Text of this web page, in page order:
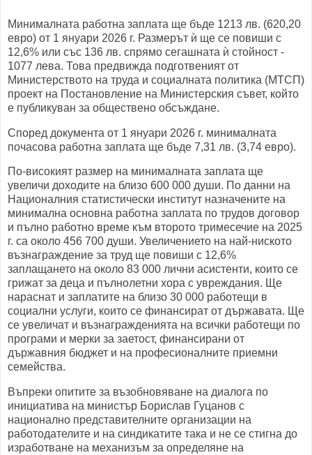
Минималната работна заплата ще бъде 1213 лв. (620,20
евро) от 1 януари 2026 г. Размерът ѝ ще се повиши с
12,6% или със 136 лв. спрямо сегашната ѝ стойност -
1077 лева. Това предвижда подготвеният от
Министерството на труда и социалната политика (МТСП)
проект на Постановление на Министерския съвет, който
е публикуван за обществено обсъждане.
Според документа от 1 януари 2026 г. минималната
почасова работна заплата ще бъде 7,31 лв. (3,74 евро).
По-високият размер на минималната заплата ще
увеличи доходите на близо 600 000 души. По данни на
Националния статистически институт назначените на
минимална основна работна заплата по трудов договор
и пълно работно време към второто тримесечие на 2025
г. са около 456 700 души. Увеличението на най-ниското
възнаграждение за труд ще повиши с 12,6%
заплащането на около 83 000 лични асистенти, които се
грижат за деца и пълнолетни хора с увреждания. Ще
нараснат и заплатите на близо 30 000 работещи в
социални услуги, които се финансират от държавата. Ще
се увеличат и възнагражденията на всички работещи по
програми и мерки за заетост, финансирани от
държавния бюджет и на професионалните приемни
семейства.
Въпреки опитите за възобновяване на диалога по
инициатива на министър Борислав Гуцанов с
национално представителните организации на
работодателите и на синдикатите така и не се стигна до
изработване на механизъм за определяне на